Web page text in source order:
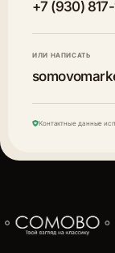
+7 (930)
ИЛИ НАПИСАТЬ
Контактные данные